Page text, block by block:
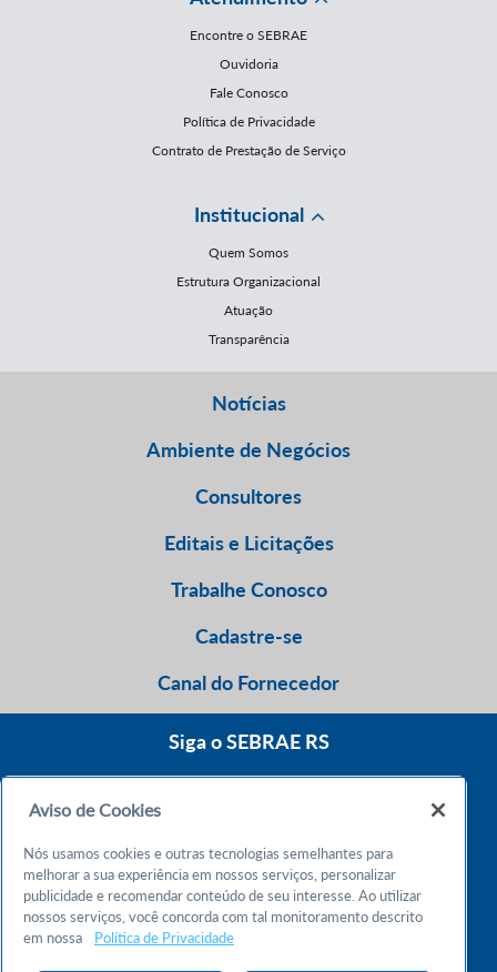
Encontre o SEBRAE
Ouvidoria
Fale Conosco
Política de Privacidade
Contrato de Prestação de Serviço
Institucional
Quem Somos
Estrutura Organizacional
Atuação
Transparência
Notícias
Ambiente de Negócios
Consultores
Editais e Licitações
Trabalhe Conosco
Cadastre-se
Canal do Fornecedor
Siga o SEBRAE RS
Atendimento 24h
Chame no WhatsApp
Aviso de Cookies
Nós usamos cookies e outras tecnologias semelhantes para
melhorar a sua experiência em nossos serviços, personalizar
publicidade e recomendar conteúdo de seu interesse. Ao utilizar
nossos serviços, você concorda com tal monitoramento descrito
em nossa
Política de Privacidade